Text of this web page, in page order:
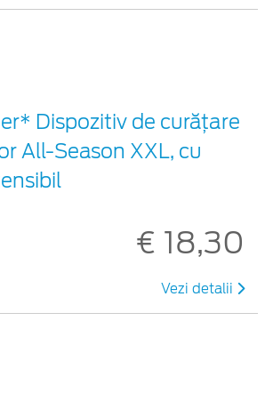
Dispozitiv de curățare
All-Season XXL, cu
€ 18,30
Vezi detalii